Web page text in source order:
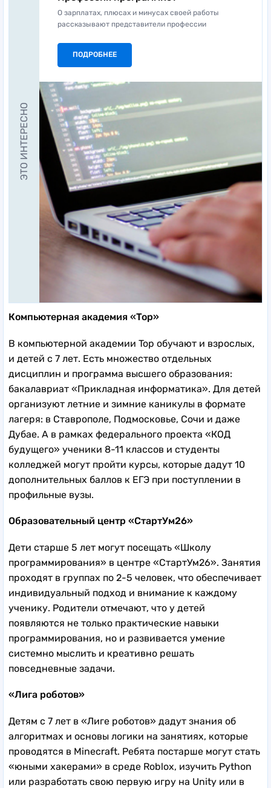
ЭТО ИНТЕРЕСНО
О зарплатах, плюсах и минусах своей работы
рассказывают представители профессии
ПОДРОБНЕЕ
Компьютерная академия «Top»
В компьютерной академии Top обучают и взрослых,
и детей с 7 лет. Есть множество отдельных
дисциплин и программа высшего образования:
бакалавриат «Прикладная информатика». Для детей
организуют летние и зимние каникулы в формате
лагеря: в Ставрополе, Подмосковье, Сочи и даже
Дубае. А в рамках федерального проекта «КОД
будущего» ученики 8-11 классов и студенты
колледжей могут пройти курсы, которые дадут 10
дополнительных баллов к ЕГЭ при поступлении в
профильные вузы.
Образовательный центр «СтартУм26»
Дети старше 5 лет могут посещать «Школу
программирования» в центре «СтартУм26». Занятия
проходят в группах по 2-5 человек, что обеспечивает
индивидуальный подход и внимание к каждому
ученику. Родители отмечают, что у детей
появляются не только практические навыки
программирования, но и развивается умение
системно мыслить и креативно решать
повседневные задачи.
«Лига роботов»
Детям с 7 лет в «Лиге роботов» дадут знания об
алгоритмах и основы логики на занятиях, которые
проводятся в Minecraft. Ребята постарше могут стать
«юными хакерами» в среде Roblox, изучить Python
или разработать свою первую игру на Unity или в